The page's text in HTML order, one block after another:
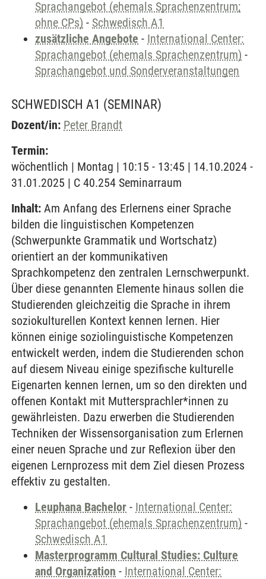
Sprachangebot (ehemals Sprachenzentrum;
ohne CPs) - Schwedisch A1
zusätzliche Angebote - International Center:
Sprachangebot (ehemals Sprachenzentrum) -
Sprachangebot und Sonderveranstaltungen
SCHWEDISCH A1 (SEMINAR)
Dozent/in: Peter Brandt
Termin:
wöchentlich | Montag | 10:15 - 13:45 | 14.10.2024 -
31.01.2025 | C 40.254 Seminarraum
Inhalt: Am Anfang des Erlernens einer Sprache
bilden die linguistischen Kompetenzen
(Schwerpunkte Grammatik und Wortschatz)
orientiert an der kommunikativen
Sprachkompetenz den zentralen Lernschwerpunkt.
Über diese genannten Elemente hinaus sollen die
Studierenden gleichzeitig die Sprache in ihrem
soziokulturellen Kontext kennen lernen. Hier
können einige soziolinguistische Kompetenzen
entwickelt werden, indem die Studierenden schon
auf diesem Niveau einige spezifische kulturelle
Eigenarten kennen lernen, um so den direkten und
offenen Kontakt mit Muttersprachler*innen zu
gewährleisten. Dazu erwerben die Studierenden
Techniken der Wissensorganisation zum Erlernen
einer neuen Sprache und zur Reflexion über den
eigenen Lernprozess mit dem Ziel diesen Prozess
effektiv zu gestalten.
Leuphana Bachelor - International Center:
Sprachangebot (ehemals Sprachenzentrum) -
Schwedisch A1
Masterprogramm Cultural Studies: Culture
and Organization - International Center: